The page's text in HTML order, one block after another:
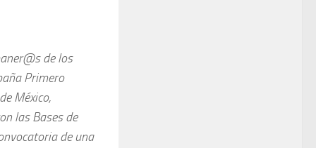
de los
Primero
México,
las Bases de
de una